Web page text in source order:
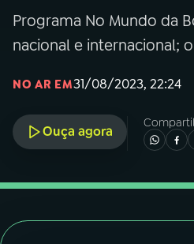
04PROGRAMAS
05 PODCASTS
06VIDEOCASTS
07ÚLTIMAS
Programa No Mundo da
nacional e internacional;
NO AR EM31/08/2023, 22:24
Ouça agora